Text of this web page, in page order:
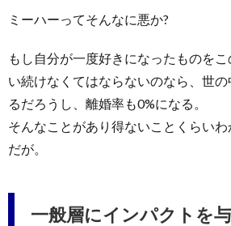
ミーハーってそんなに悪か?
もし自分が一度好きになったものを
い続けなくてはならないのなら、世
るだろうし、離婚率も0%になる。
そんなことがあり得ないことくらい
だが。
一般層にインパクトを